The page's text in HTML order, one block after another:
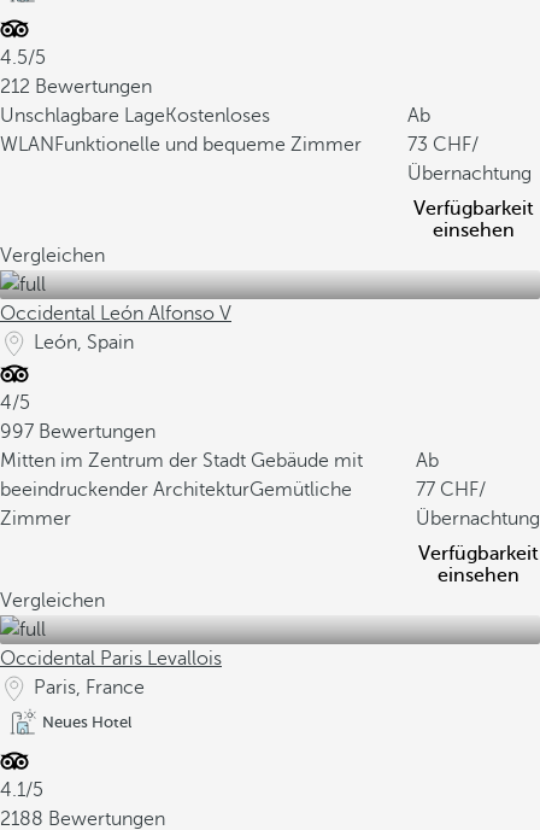
4.5/5
212 Bewertungen
Unschlagbare LageKostenloses
WLAN Funktionelle und bequeme Zimmer
Ab
73
/
Übernachtung
Verfügbarkeit
einsehen
Vergleichen
Occidental León Alfonso V
León, Spain
4/5
997 Bewertungen
Mitten im Zentrum der Stadt Gebäude mit
beeindruckender ArchitekturGemütliche
Zimmer
Ab
77
/
Übernachtung
Verfügbarkeit
einsehen
Vergleichen
Occidental Paris Levallois
Paris, France
Neues Hotel
4.1/5
2188 Bewertungen